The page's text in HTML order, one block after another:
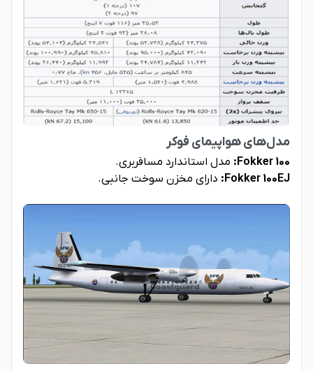
مدل‌های هواپیمای فوکر
Fokker 100: مدل استاندارد مسافربری.
Fokker 100EJ: دارای مخزن سوخت جانبی.